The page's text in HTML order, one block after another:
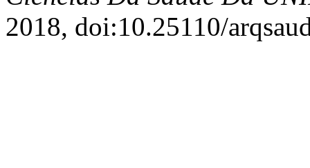
2018, doi:10.25110/